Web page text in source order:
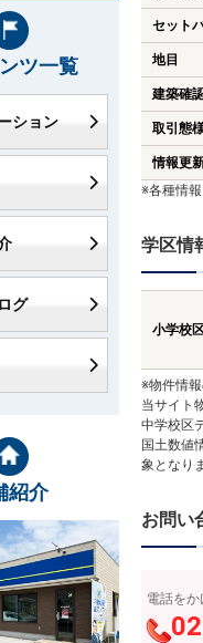
セット
地目
建築確
取引態
情報更
※各種情
学区情
小学校
※物件情
当サイト
中学校区
国土数値
象となり
お問い
電話を
ツ一覧
ション
グ
紹介